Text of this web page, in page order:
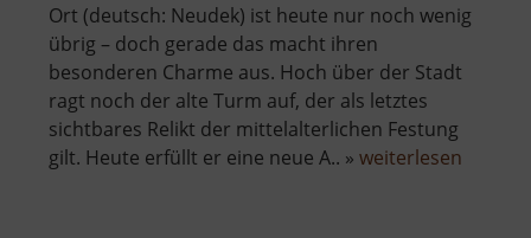
Ort (deutsch: Neudek) ist heute nur noch wenig
übrig – doch gerade das macht ihren
besonderen Charme aus. Hoch über der Stadt
ragt noch der alte Turm auf, der als letztes
sichtbares Relikt der mittelalterlichen Festung
gilt. Heute erfüllt er eine neue A.. » weiterlesen